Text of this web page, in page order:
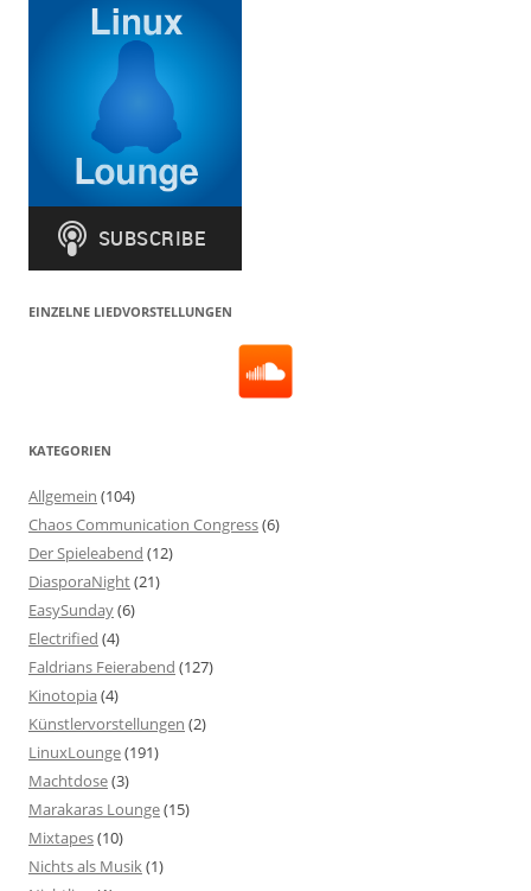
EINZELNE LIEDVORSTELLUNGEN
KATEGORIEN
Allgemein (104)
Chaos Communication Congress(6)
Der Spieleabend (12)
DiasporaNight(21)
EasySunday(6)
Electrified (4)
Faldrians Feierabend (127)
Kinotopia(4)
Künstlervorstellungen (2)
LinuxLounge(191)
Machtdose(3)
Marakaras Lounge(15)
Mixtapes(10)
Nichts als Musik(1)